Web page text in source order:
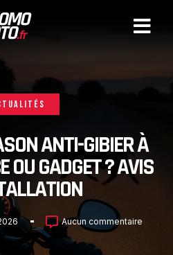
ANTI-GIBIER À
OU GADGET ? AVIS
Aucun commentaire